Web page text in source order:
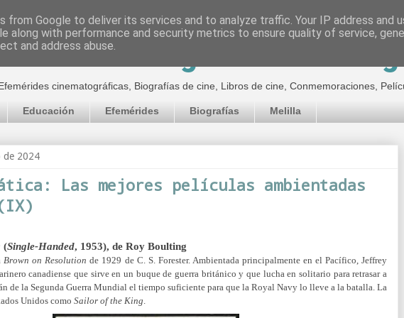
cinematográfico de Jorge
cinematográficas, Biografías de cine, Libros de cine, Conmemoraciones,
Educación Efemérides Biografías Melilla
de 2024
Las mejores películas ambientadas
(Single-Handed, 1953), de Roy Boulting
Brown on Resolution de 1929 de C. S. Forester. Ambientada principalmente en el Pacífico, Jeffrey
canadiense que sirve en un buque de guerra británico y que lucha en solitario para retrasar a
de la Segunda Guerra Mundial el tiempo suficiente para que la Royal Navy lo lleve a la batalla. La
Unidos como Sailor of the King
from Google to deliver its services and to analyze traffic. Your IP address and
along with performance and security metrics to ensure quality of service,
and address abuse.